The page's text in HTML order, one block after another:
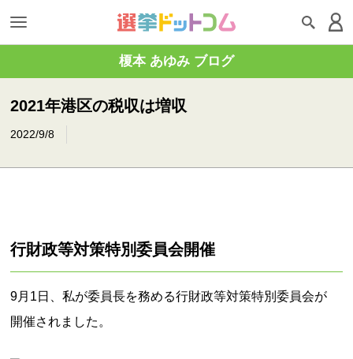
榎本 あゆみ ブログ
2021年港区の税収は増収
2022/9/8
行財政等対策特別委員会開催
9月1日、私が委員長を務める行財政等対策特別委員会が
開催されました。